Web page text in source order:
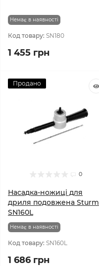
Немає в наявності
Код товару: SN180
1 455 грн
Продано
0
Насадка-ножиці для
дриля подовжена Sturm
SN160L
Немає в наявності
Код товару: SN160L
1 686 грн